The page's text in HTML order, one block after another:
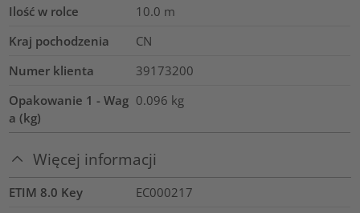
Ilość w rolce
10.0 m
Kraj pochodzenia
CN
Numer klienta
39173200
Opakowanie 1 - Wag
a (kg)
0.096 kg
Więcej informacji
ETIM 8.0 Key
EC000217